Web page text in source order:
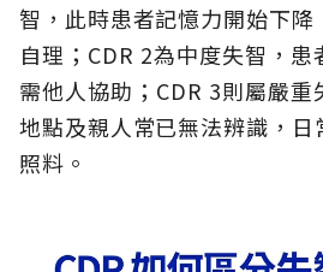
智，此時患者記憶力開始下
自理；CDR 2為中度失智，
需他人協助；CDR 3則屬嚴重
地點及親人常已無法辨識，日
照料。